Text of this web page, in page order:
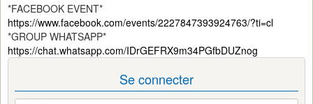
*FACEBOOK EVENT*
https://www.facebook.com/events/2227847393924763/?ti=cl
*GROUP WHATSAPP*
https://chat.whatsapp.com/IDrGEFRX9m34PGfbDUZnog
Se connecter